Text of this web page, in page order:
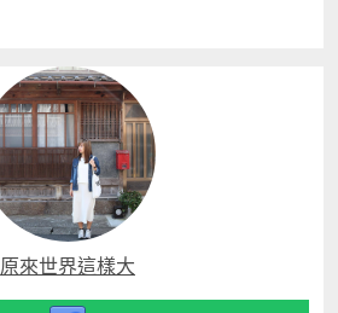
原來世界這樣大